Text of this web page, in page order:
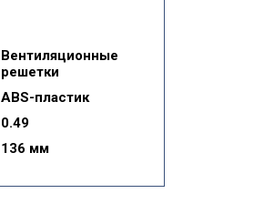
Вентиляционные
решетки
ABS-пластик
0.49
136 мм